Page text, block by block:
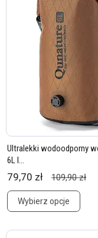
Ultralekki wodoodporny
6L l...
79,70 zł 109,90 zł
Wybierz opcje